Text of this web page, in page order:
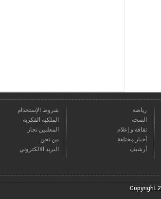
رياضة
الصحة
ثقافة و إعلام
أخبار مختلفة
أرشيف
شروط الإستخدام
الملكية الفكرية
المعلنين تجار
من نحن
البريد الالكتروني
Copyright